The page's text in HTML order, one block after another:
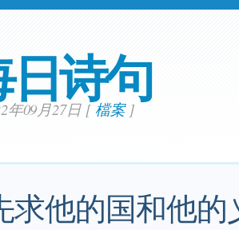
诗句
年09月27日 [檔案]
求他的国和他